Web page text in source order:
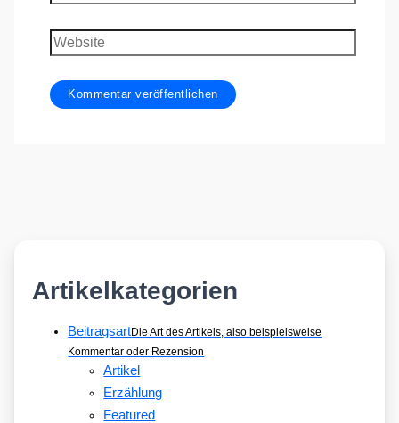
Mail-
Adresse
Website
Artikelkategorien
BeitragsartDie Art des Artikels, also beispielsweise
Kommentar oder Rezension
Artikel
Erzählung
Featured